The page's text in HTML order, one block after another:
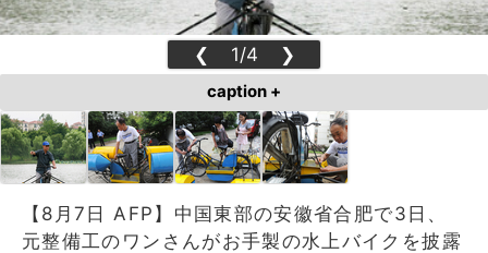
❮ 1/4 ❯
caption +
【8月7日 AFP】中国東部の安徽省合肥で3日、
元整備工のワンさんがお手製の水上バイクを披露